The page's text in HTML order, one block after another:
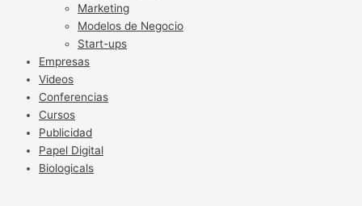
Marketing
Modelos de Negocio
Start-ups
Empresas
Videos
Conferencias
Cursos
Publicidad
Papel Digital
Biologicals